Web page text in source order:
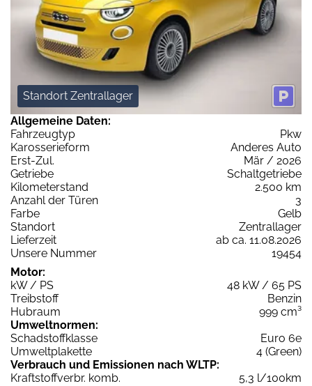
Standort Zentrallager
Allgemeine Daten:
Fahrzeugtyp
Pkw
Karosserieform
Anderes Auto
Erst-Zul.
Mär / 2026
Getriebe
Schaltgetriebe
Kilometerstand
2.500 km
Anzahl der Türen
3
Farbe
Gelb
Standort
Zentrallager
Lieferzeit
ab ca. 11.08.2026
Unsere Nummer
19454
Motor:
kW / PS
48 kW / 65 PS
Treibstoff
Benzin
Hubraum
999 cm³
Umweltnormen:
Schadstoffklasse
Euro 6e
Umweltplakette
4 (Green)
Verbrauch und Emissionen nach WLTP:
Kraftstoffverbr. komb.
5,3 l/100km